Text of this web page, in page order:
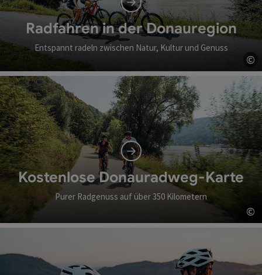
Radfahren in der Donauregion
Entspannt radeln zwischen Natur, Kultur und Genuss
©
Kostenlose Donauradweg-Karte
Purer Radgenuss auf über 350 Kilometern
©